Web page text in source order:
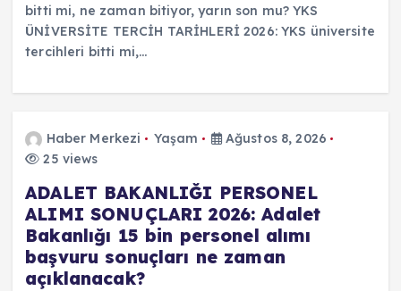
bitti mi, ne zaman bitiyor, yarın son mu? YKS
ÜNİVERSİTE TERCİH TARİHLERİ 2026: YKS üniversite
tercihleri bitti mi,…
Haber Merkezi Yaşam
Ağustos 8, 2026
25 views
ADALET BAKANLIĞI PERSONEL
ALIMI SONUÇLARI 2026: Adalet
Bakanlığı 15 bin personel alımı
başvuru sonuçları ne zaman
açıklanacak?